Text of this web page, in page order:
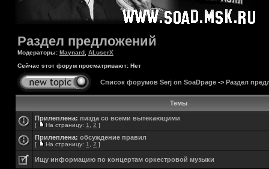
Раздел предложений
Модераторы: Maynard ALuserX
Сейчас этот форум просматривают: Нет
Список форумов Serj on SoaDpage -> Раздел
Темы
Прилеплена: пизда со всеми вытекающими
[ На страницу: 1 2 ]
Прилеплена: обсуждение правил
[ На страницу: 1 2 ]
Ищу информацию по концертам оркестровой музыки